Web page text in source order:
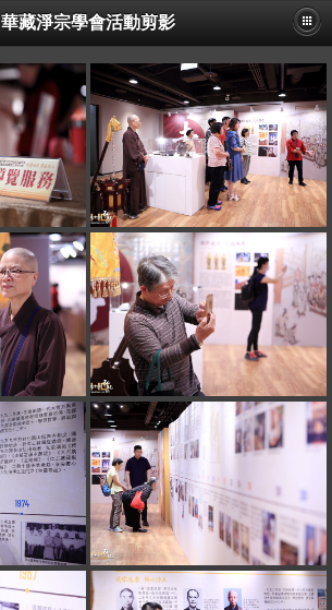
華藏淨宗學會活動剪影